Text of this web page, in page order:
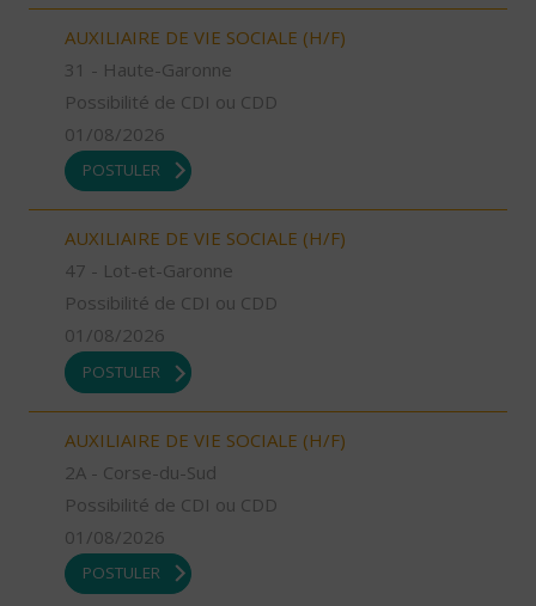
AUXILIAIRE DE VIE SOCIALE (H/F)
31 - Haute-Garonne
Possibilité de CDI ou CDD
01/08/2026
POSTULER
AUXILIAIRE DE VIE SOCIALE (H/F)
47 - Lot-et-Garonne
Possibilité de CDI ou CDD
01/08/2026
POSTULER
AUXILIAIRE DE VIE SOCIALE (H/F)
2A - Corse-du-Sud
Possibilité de CDI ou CDD
01/08/2026
POSTULER